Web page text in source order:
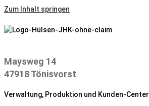
Zum Inhalt springen
Maysweg 14
47918 Tönisvorst
Verwaltung, Produktion und Kunden-Center